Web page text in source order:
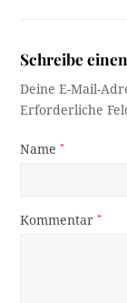
Schreibe
Deine E-Mail-
Erforderliche
Name*
Kommentar*